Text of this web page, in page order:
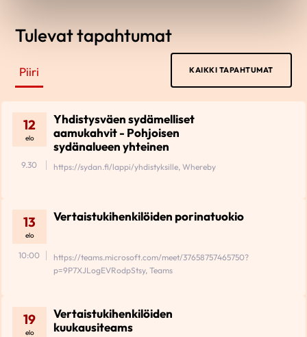
Tulevat tapahtumat
Piiri KAIKKI TAPAHTUMAT
12
elo
Yhdistysväen sydämelliset
aamukahvit - Pohjoisen
sydänalueen yhteinen
9.30 https://sydan.fi/lappi/yhdistyksille, Whereby
13
elo
Vertaistukihenkilöiden porinatuokio
10:00
https://teams.microsoft.com/meet/37658757465750?
p=9P7XJLogEVRodpStsy, Teams
19
elo
Vertaistukihenkilöiden
kuukausiteams